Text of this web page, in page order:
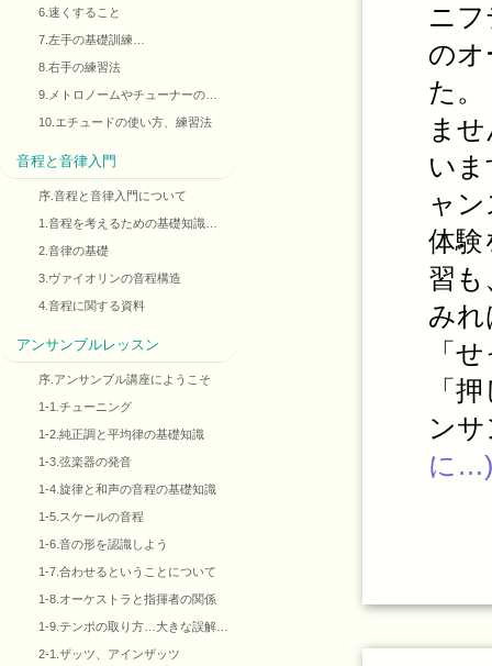
ニ
の
た。
ま
い
ャ
体験
習
み
「
「
ン
に…)
6.速くすること
7.左手の基礎訓練…
8.右手の練習法
9.メトロノームやチューナーの…
10.エチュードの使い方、練習法
音程と音律入門
序.音程と音律入門について
1.音程を考えるための基礎知識…
2.音律の基礎
3.ヴァイオリンの音程構造
4.音程に関する資料
アンサンブルレッスン
序.アンサンブル講座にようこそ
1-1.チューニング
1-2.純正調と平均律の基礎知識
1-3.弦楽器の発音
1-4.旋律と和声の音程の基礎知識
1-5.スケールの音程
1-6.音の形を認識しよう
1-7.合わせるということについて
1-8.オーケストラと指揮者の関係
1-9.テンポの取り方…大きな誤解…
2-1.ザッツ、アインザッツ